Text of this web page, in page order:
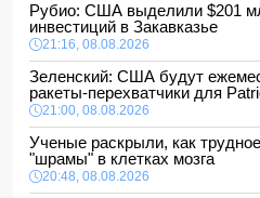
Рубио: США выделили $201
инвестиций в Закавказье
21:16, 08.08.2026
Зеленский: США будут
ракеты-перехватчики для
21:00, 08.08.2026
Ученые раскрыли, как
"шрамы" в клетках мозга
20:48, 08.08.2026